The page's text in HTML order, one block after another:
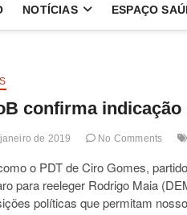
NOTÍCIAS ESPAÇO
confirma indicação
de 2019 No Comments
o PDT de Ciro Gomes,
para reeleger Rodrigo Maia
políticas que permitam